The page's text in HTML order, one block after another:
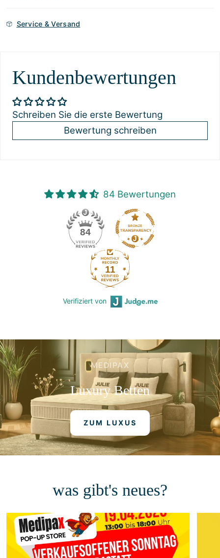
Service & Versand
Kundenbewertungen
Schreiben Sie die erste Bewertung
Bewertung schreiben
84 Bewertungen
84
11
Verifiziert von
MEDIPAX
Luxury Betten
ZUM LUXUS
was gibt's neues?